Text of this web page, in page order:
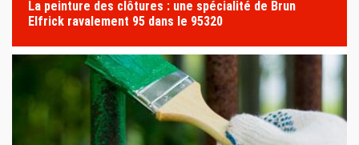
La peinture des clôtures : une spécialité de Brun
Elfrick ravalement 95 dans le 95320